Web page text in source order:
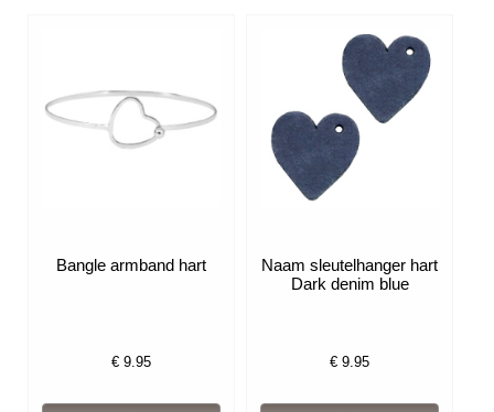
Bangle armband hart
€9.95
Naam sleutelhanger hart
Dark denim blue
€9.95